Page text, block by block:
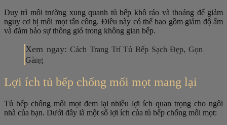
Duy trì môi trường xung quanh tủ bếp khô ráo và thoáng để giảm
nguy cơ bị mối mọt tấn công. Điều này có thể bao gồm giảm độ ẩm
và đảm bảo sự thông gió trong không gian bếp.
Xem ngay:Cách Trang Trí Tủ Bếp Sạch Đẹp, Gọn
Gàng
Lợi ích tủ bếp chống mối mọt mang lại
Tủ bếp chống mối mọt đem lại nhiều lợi ích quan trọng cho ngôi
nhà của bạn. Dưới đây là một số lợi ích của tủ bếp chống mối mọt: